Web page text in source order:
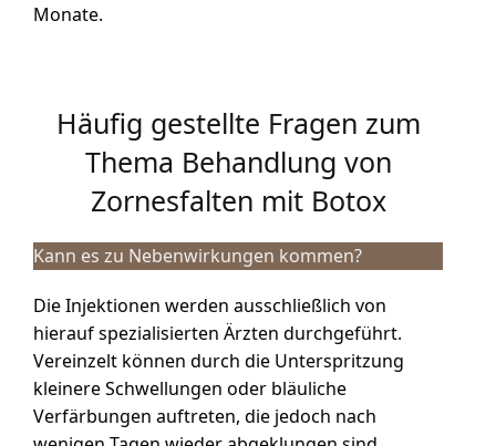
Monate.
Häufig gestellte Fragen zum
Thema Behandlung von
Zornesfalten mit Botox
Kann es zu Nebenwirkungen kommen?
Die Injektionen werden ausschließlich von
hierauf spezialisierten Ärzten durchgeführt.
Vereinzelt können durch die Unterspritzung
kleinere Schwellungen oder bläuliche
Verfärbungen auftreten, die jedoch nach